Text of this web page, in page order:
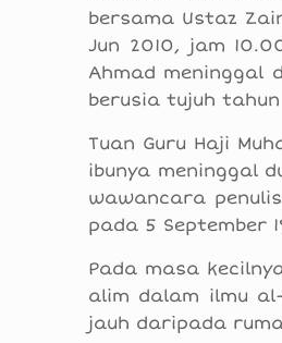
bersama Ustaz
Jun 2010, jam
Ahmad meninggal
berusia tujuh
Tuan Guru Haji
ibunya meninggal
wawancara
pada 5 September
Pada masa
alim dalam ilmu
jauh daripada